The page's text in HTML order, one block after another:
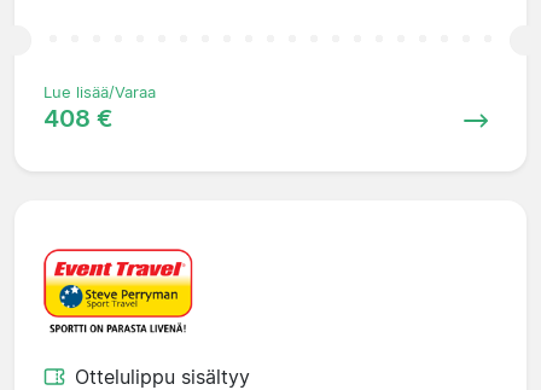
Lue lisää/Varaa
408 €
Ottelulippu sisältyy